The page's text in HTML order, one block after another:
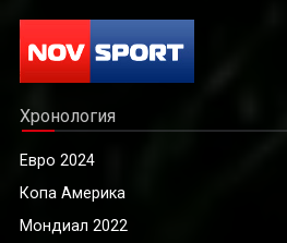
Хронология
Евро 2024
Копа Америка
Мондиал 2022